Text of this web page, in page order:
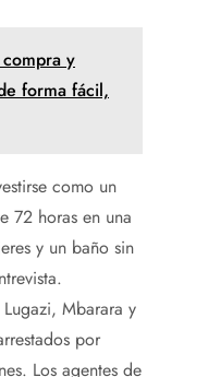
y
forma fácil,
como un
72 horas en una
y un baño sin
Mbarara y
por
Los agentes de